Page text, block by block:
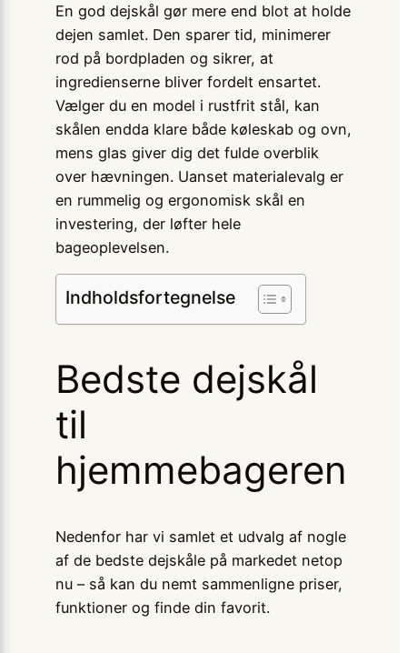
En god dejskål gør mere end blot at holde
dejen samlet. Den sparer tid, minimerer
rod på bordpladen og sikrer, at
ingredienserne bliver fordelt ensartet.
Vælger du en model i rustfrit stål, kan
skålen endda klare både køleskab og ovn,
mens glas giver dig det fulde overblik
over hævningen. Uanset materialevalg er
en rummelig og ergonomisk skål en
investering, der løfter hele
bageoplevelsen.
Indholdsfortegnelse
Bedste dejskål
til
hjemmebageren
Nedenfor har vi samlet et udvalg af nogle
af de bedste dejskåle på markedet netop
nu – så kan du nemt sammenligne priser,
funktioner og finde din favorit.